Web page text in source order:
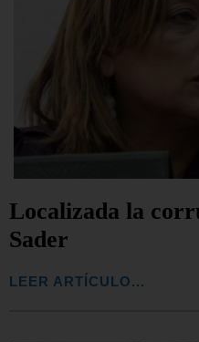
Localizada la
Sader
LEER ARTÍCULO...